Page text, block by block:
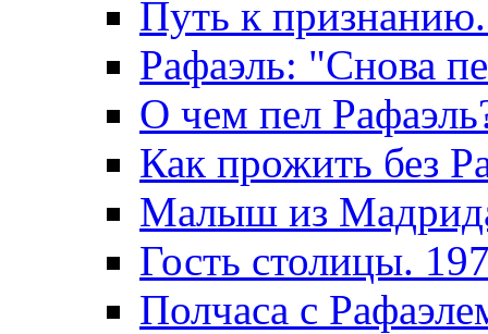
Путь к
Рафаэль: "Снова
О чем пел
Как прожить без
Малыш из
Гость столицы.
Полчаса с